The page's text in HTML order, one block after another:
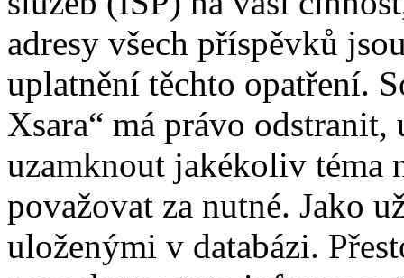
adresy všech příspěvků
uplatnění těchto opatření.
Xsara“ má právo
uzamknout jakékoliv téma
považovat za nutné. Jako
uloženými v databázi.